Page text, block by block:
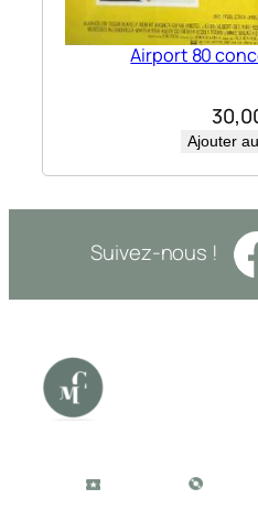
Airport 80
Ajouter
Suivez-nous !